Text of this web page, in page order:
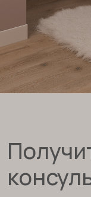
Создание сайта —
Политика